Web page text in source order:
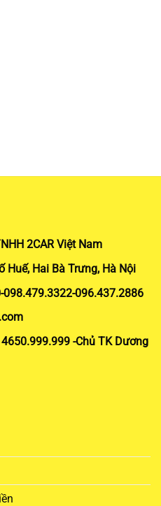
2CAR Việt Nam
Huế, Hai Bà Trưng, Hà Nội
096.437.2886
-Chủ TK Dương